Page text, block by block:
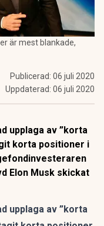
är mest blankade,
Publicerad: 06 juli 2020
Uppdaterad: 06 juli 2020
upplaga av ”korta
korta positioner i
Elon Musk skickat
upplaga av ”korta